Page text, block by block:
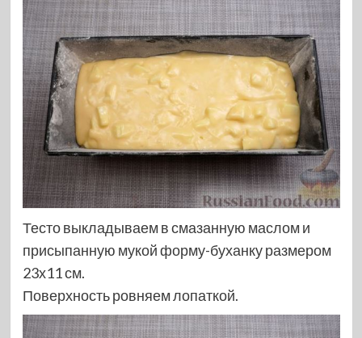
Тесто выкладываем в смазанную маслом и
присыпанную мукой форму-буханку размером
23х11 см.
Поверхность ровняем лопаткой.